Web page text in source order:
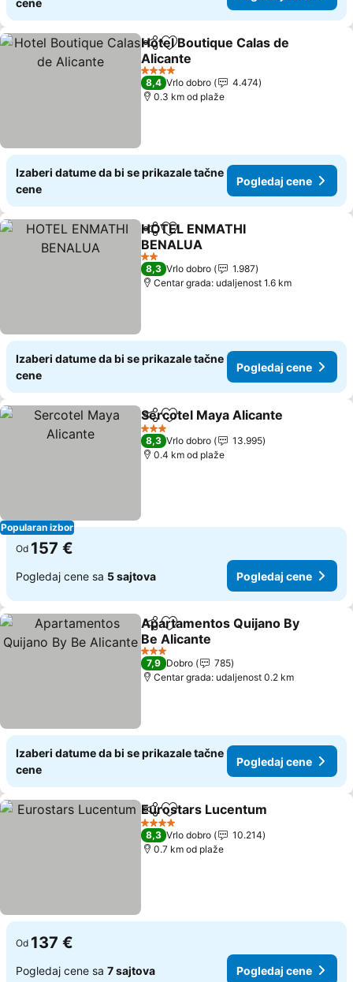
cene
Deli Dodati u favorite
Hotel Boutique Calas de
Alicante
4 Zvezdice
8,4 Vrlo dobro
4.474
0.3 km od plaže
Izaberi datume da bi se prikazale tačne
cene
Pogledaj cene
Deli Dodati u favorite
HOTEL ENMATHI
BENALUA
2 Zvezdice
8,3 Vrlo dobro
1.987
Centar grada: udaljenost 1.6 km
Izaberi datume da bi se prikazale tačne
cene
Pogledaj cene
Popularan izbor
Deli Dodati u favorite
Sercotel Maya Alicante
3 Zvezdice
8,3 Vrlo dobro
13.995
0.4 km od plaže
Od 157 €
Pogledaj cene sa 5 sajtova Pogledaj cene
Deli Dodati u favorite
Apartamentos Quijano By
Be Alicante
3 Zvezdice
7,9 Dobro
785
Centar grada: udaljenost 0.2 km
Izaberi datume da bi se prikazale tačne
cene
Pogledaj cene
Deli Dodati u favorite
Eurostars Lucentum
4 Zvezdice
8,3 Vrlo dobro
10.214
0.7 km od plaže
Od 137 €
Pogledaj cene sa 7 sajtova Pogledaj cene